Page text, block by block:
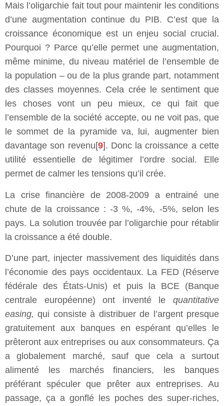
Mais l’oligarchie fait tout pour maintenir les conditions
d’une augmentation continue du PIB. C’est que la
croissance économique est un enjeu social crucial.
Pourquoi ? Parce qu’elle permet une augmentation,
même minime, du niveau matériel de l’ensemble de
la population – ou de la plus grande part, notamment
des classes moyennes. Cela crée le sentiment que
les choses vont un peu mieux, ce qui fait que
l’ensemble de la société accepte, ou ne voit pas, que
le sommet de la pyramide va, lui, augmenter bien
davantage son revenu[9]. Donc la croissance a cette
utilité essentielle de légitimer l’ordre social. Elle
permet de calmer les tensions qu’il crée.
La crise financière de 2008-2009 a entrainé une
chute de la croissance : -3 %, -4%, -5%, selon les
pays. La solution trouvée par l’oligarchie pour rétablir
la croissance a été double.
D’une part, injecter massivement des liquidités dans
l’économie des pays occidentaux. La FED (Réserve
fédérale des États-Unis) et puis la BCE (Banque
centrale européenne) ont inventé le quantitative
easing,qui consiste à distribuer de l’argent presque
gratuitement aux banques en espérant qu’elles le
prêteront aux entreprises ou aux consommateurs. Ça
a globalement marché, sauf que cela a surtout
alimenté les marchés financiers, les banques
préférant spéculer que prêter aux entreprises. Au
passage, ça a gonflé les poches des super-riches,